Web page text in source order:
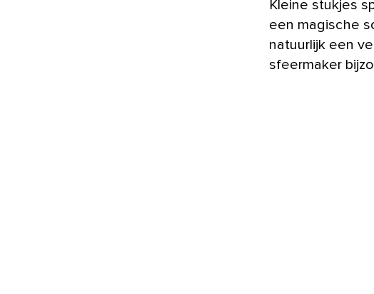
Kleine stukjes
een magische
natuurlijk een
sfeermaker